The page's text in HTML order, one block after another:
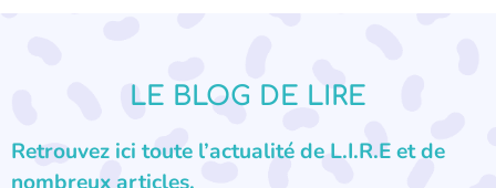
LE BLOG DE LIRE
Retrouvez ici toute l’actualité de L.I.R.E et de